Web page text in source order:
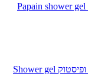
Famirel ג’ל רחצה פפאין כולל מינרלים מים המלח Papain shower gel